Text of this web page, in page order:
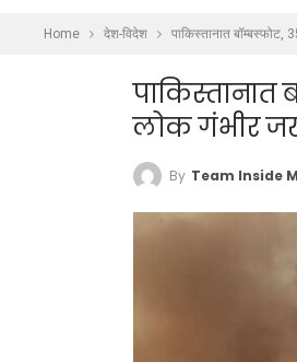
Home देश-विदेश पाकिस्तानात
लोक गंभीर
By Team Inside